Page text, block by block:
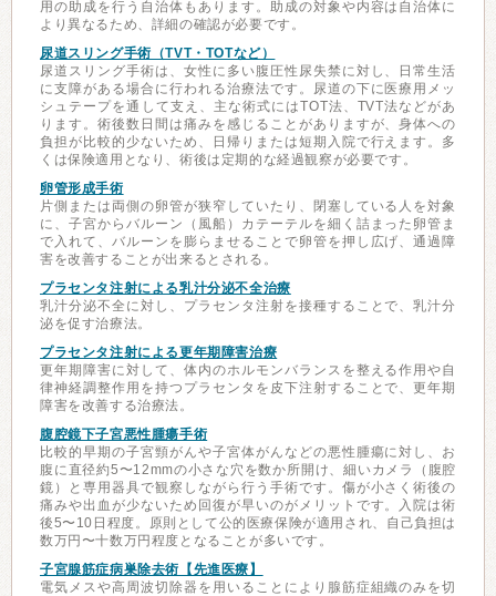
用の助成を行う自治体もあります。助成の対象や内容は自治体に
より異なるため、詳細の確認が必要です。
尿道スリング手術（TVT・TOTなど）
尿道スリング手術は、女性に多い腹圧性尿失禁に対し、日常生活
に支障がある場合に行われる治療法です。尿道の下に医療用メッ
シュテープを通して支え、主な術式にはTOT法、TVT法などがあ
ります。術後数日間は痛みを感じることがありますが、身体への
負担が比較的少ないため、日帰りまたは短期入院で行えます。多
くは保険適用となり、術後は定期的な経過観察が必要です。
卵管形成手術
片側または両側の卵管が狭窄していたり、閉塞している人を対象
に、子宮からバルーン（風船）カテーテルを細く詰まった卵管ま
で入れて、バルーンを膨らませることで卵管を押し広げ、通過障
害を改善することが出来るとされる。
プラセンタ注射による乳汁分泌不全治療
乳汁分泌不全に対し、プラセンタ注射を接種することで、乳汁分
泌を促す治療法。
プラセンタ注射による更年期障害治療
更年期障害に対して、体内のホルモンバランスを整える作用や自
律神経調整作用を持つプラセンタを皮下注射することで、更年期
障害を改善する治療法。
腹腔鏡下子宮悪性腫瘍手術
比較的早期の子宮頸がんや子宮体がんなどの悪性腫瘍に対し、お
腹に直径約5〜12mmの小さな穴を数か所開け、細いカメラ（腹腔
鏡）と専用器具で観察しながら行う手術です。傷が小さく術後の
痛みや出血が少ないため回復が早いのがメリットです。入院は術
後5〜10日程度。原則として公的医療保険が適用され、自己負担は
数万円〜十数万円程度となることが多いです。
子宮腺筋症病巣除去術【先進医療】
電気メスや高周波切除器を用いることにより腺筋症組織のみを切